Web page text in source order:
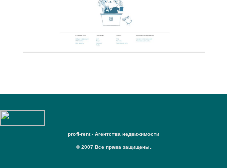
profi-rent - Агентства недвижимости
© 2007 Все права защищены.